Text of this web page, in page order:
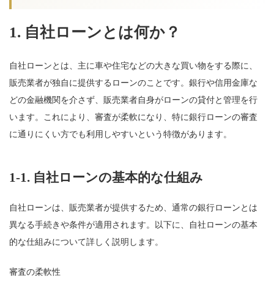
1. 自社ローンとは何か？
自社ローンとは、主に車や住宅などの大きな買い物をする際に、
販売業者が独自に提供するローンのことです。銀行や信用金庫な
どの金融機関を介さず、販売業者自身がローンの貸付と管理を行
います。これにより、審査が柔軟になり、特に銀行ローンの審査
に通りにくい方でも利用しやすいという特徴があります。
1-1. 自社ローンの基本的な仕組み
自社ローンは、販売業者が提供するため、通常の銀行ローンとは
異なる手続きや条件が適用されます。以下に、自社ローンの基本
的な仕組みについて詳しく説明します。
審査の柔軟性